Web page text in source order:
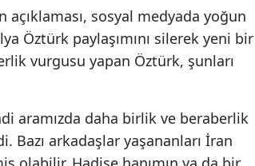
açıklaması, sosyal medyada yoğun
Öztürk paylaşımını silerek yeni bir
vurgusu yapan Öztürk, şunları
aramızda daha birlik ve beraberlik
Bazı arkadaşlar yaşananları İran